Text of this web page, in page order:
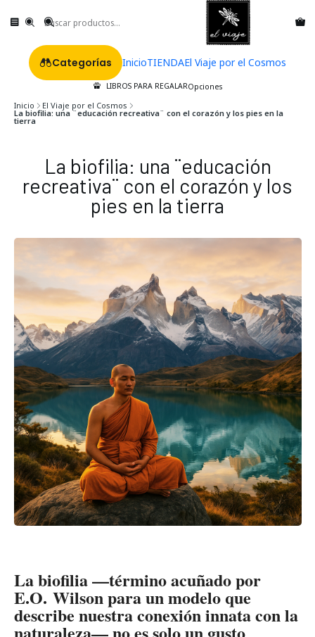
Categorías InicioTIENDAEl Viaje por el Cosmos
LIBROS PARA REGALAROpciones
Inicio El Viaje por el Cosmos
La biofilia: una ¨educación recreativa¨ con el corazón y los pies en la
tierra
La biofilia: una ¨educación
recreativa¨ con el corazón y los
pies en la tierra
La biofilia —término acuñado por
E.O. Wilson para un modelo que
describe nuestra conexión innata con la